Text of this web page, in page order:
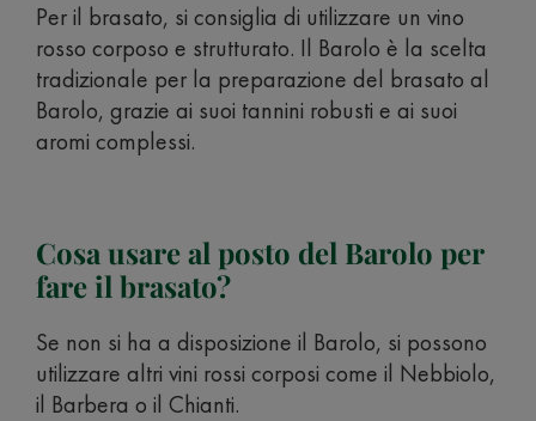
Per il brasato, si consiglia di utilizzare un vino
rosso corposo e strutturato. Il Barolo è la scelta
tradizionale per la preparazione del brasato al
Barolo, grazie ai suoi tannini robusti e ai suoi
aromi complessi.
Cosa usare al posto del Barolo per
fare il brasato?
Se non si ha a disposizione il Barolo, si possono
utilizzare altri vini rossi corposi come il Nebbiolo,
il Barbera o il Chianti.